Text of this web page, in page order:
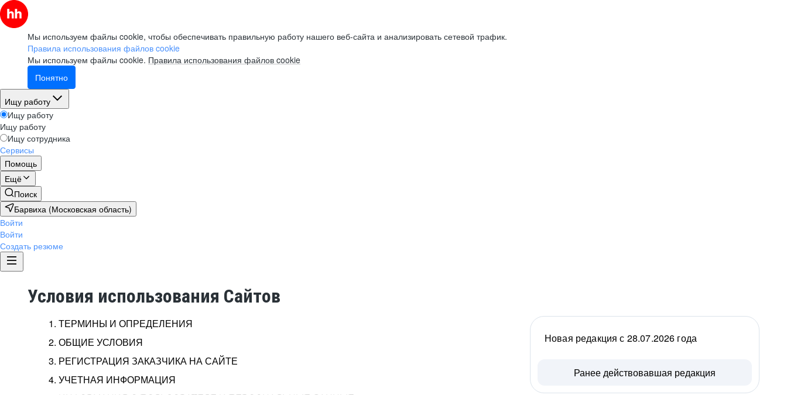
Мы используем файлы cookie, чтобы обеспечивать правильную работу нашего веб-сайта и анализировать сетевой трафик.
Правила использования файлов cookie
Мы используем файлы cookie. Правила использования файлов cookie
Понятно
Ищу работу
Ищу работу
Ищу работу
Ищу сотрудника
Сервисы
Помощь
Ещё
Поиск
Барвиха (Московская область)
Войти
Войти
Создать резюме
Условия использования Сайтов
1. ТЕРМИНЫ И ОПРЕДЕЛЕНИЯ
2. ОБЩИЕ УСЛОВИЯ
3. РЕГИСТРАЦИЯ ЗАКАЗЧИКА НА САЙТЕ
4. УЧЕТНАЯ ИНФОРМАЦИЯ
Новая редакция с 28.07.2026 года
Ранее действовавшая редакция